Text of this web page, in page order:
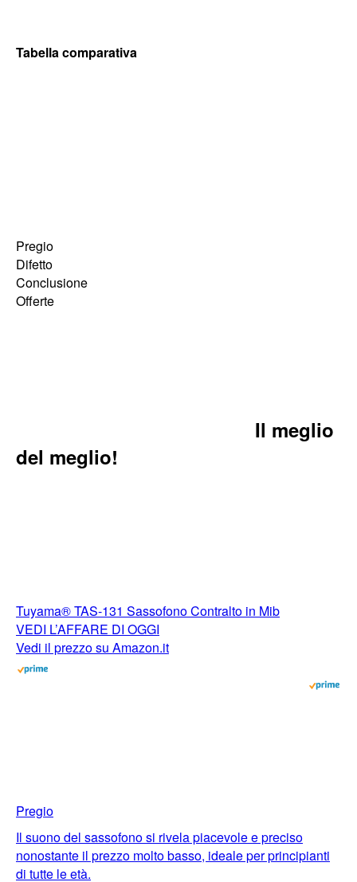
Tabella comparativa
Pregio
Difetto
Conclusione
Offerte
Il meglio
del meglio!
Tuyama® TAS-131 Sassofono Contralto in Mib
VEDI L’AFFARE DI OGGI
Vedi il prezzo su Amazon.it
Pregio
Il suono del sassofono si rivela piacevole e preciso
nonostante il prezzo molto basso, ideale per principianti
di tutte le età.